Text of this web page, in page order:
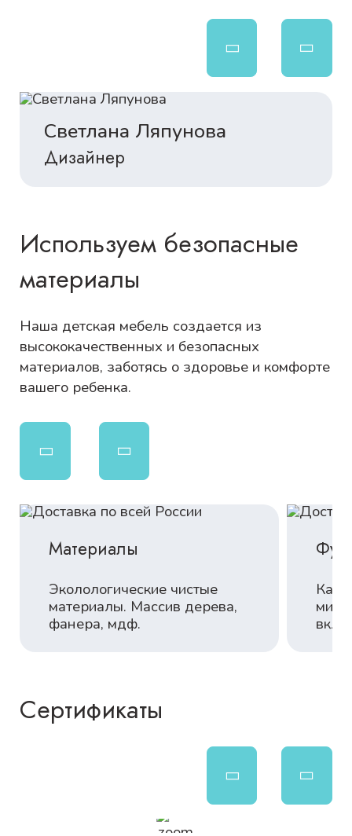
Светлана Ляпунова
Дизайнер
Используем безопасные
материалы
Наша детская мебель создается из
высококачественных и безопасных
материалов, заботясь о здоровье и комфорте
вашего ребенка.
Материалы
Эколологические чистые
материалы. Массив дерева,
фанера, мдф.
Сертификаты